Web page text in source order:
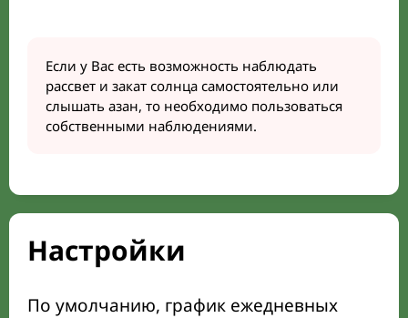
Если у Вас есть возможность наблюдать
рассвет и закат солнца самостоятельно или
слышать азан, то необходимо пользоваться
собственными наблюдениями.
Настройки
По умолчанию, график ежедневных